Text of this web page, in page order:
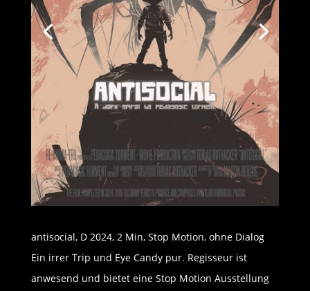
antisocial, D 2024, 2 Min, Stop Motion, ohne Dialog
Ein irrer Trip und Eye Candy pur. Regisseur ist
anwesend und bietet eine Stop Motion Ausstellung